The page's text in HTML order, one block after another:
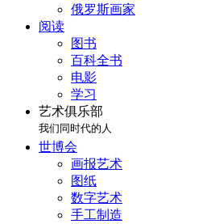
俄罗斯画家
阅读
图书
百科全书
电影
学习
艺术俱乐部
我们同时代的人
世博会
画报艺术
图纸
数字艺术
手工制造